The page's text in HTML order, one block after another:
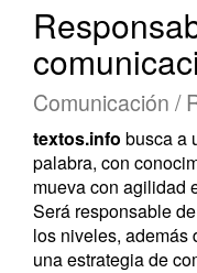
Comunicación /
textos.info busca a
palabra, con
mueva con agilidad
Será responsable
los niveles, además
una estrategia de